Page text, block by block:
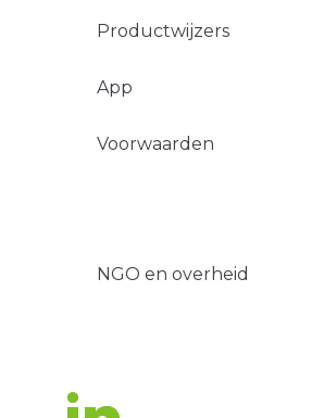
Productwijzers
App
Voorwaarden
NGO en overheid